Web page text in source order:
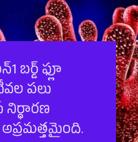
ఫ్లూ
పలు
నిర్ధారణ